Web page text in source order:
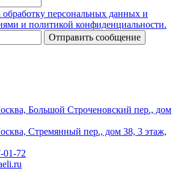
обработку персональных данных и
и политикой конфиденциальности.
Отправить сообщение
Большой Строченовский пер., дом
Стремянный пер., дом 38, 3 этаж,
01-72